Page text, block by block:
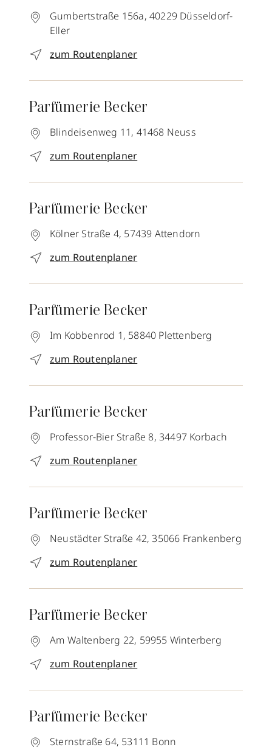
Gumbertstraße 156a, 40229 Düsseldorf-
Eller
zum Routenplaner
Parfümerie Becker
Blindeisenweg 11, 41468 Neuss
zum Routenplaner
Parfümerie Becker
Kölner Straße 4, 57439 Attendorn
zum Routenplaner
Parfümerie Becker
Im Kobbenrod 1, 58840 Plettenberg
zum Routenplaner
Parfümerie Becker
Professor-Bier Straße 8, 34497 Korbach
zum Routenplaner
Parfümerie Becker
Neustädter Straße 42, 35066 Frankenberg
zum Routenplaner
Parfümerie Becker
Am Waltenberg 22, 59955 Winterberg
zum Routenplaner
Parfümerie Becker
Sternstraße 64, 53111 Bonn